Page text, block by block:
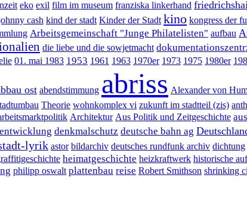
eko exil film im museum franziska linkerhand
cash kind der stadt Kinder der Stadt kino kongress der
Arbeitsgemeinschaft "Junge Philatelisten" aufbau
die liebe und die sowjetmacht
01. mai 1983 1953 1961 1963 1970er 1973 1975 1980er
ost abendstimmung abriss Alexander von
Theorie wohnkomplex vi zukunft im stadtteil (zis)
Architektur Aus Politik und Zeitgeschichte
denkmalschutz deutsche bahn ag
lyrik astor bildarchiv deutsches rundfunk archiv dichtung
heimatgeschichte heizkraftwerk historische
philipp oswalt plattenbau reise Robert Smithson shrinking